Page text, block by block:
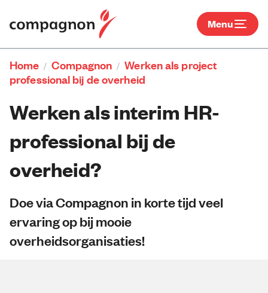
Menu
Home / Compagnon / Werken als project
professional bij de overheid
Werken als interim HR-
professional bij de
overheid?
Doe via Compagnon in korte tijd veel
ervaring op bij mooie
overheidsorganisaties!